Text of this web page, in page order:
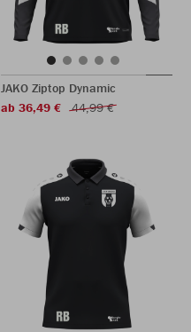
JAKO Ziptop Dynamic
ab 36,49 €
44,99 €